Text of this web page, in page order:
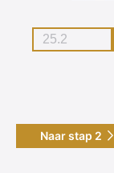
Naar stap 2